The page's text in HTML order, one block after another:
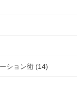
ション術 (14)